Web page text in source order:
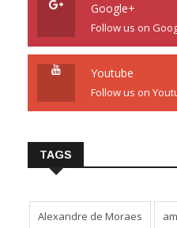
Google+
Follow us on
Youtube
Follow us on
TAGS
Alexandre de Moraes